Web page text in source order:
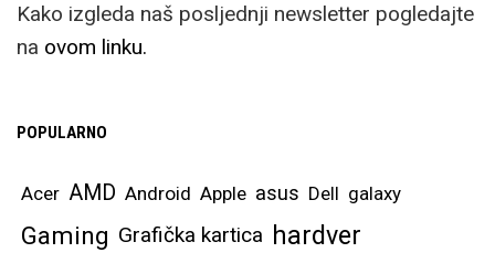
Kako izgleda naš posljednji newsletter pogledajte
na ovom linku.
POPULARNO
Acer AMD Android Apple asus Dell galaxy
Gaming Grafička kartica hardver